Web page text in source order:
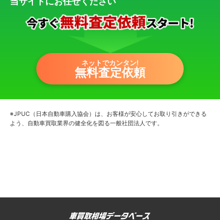
ネットでカンタン!
無料査定依頼
※JPUC（日本自動車購入協会）は、お客様が安心してお取り引きができる
よう、自動車買取業界の健全化を図る一般社団法人です。